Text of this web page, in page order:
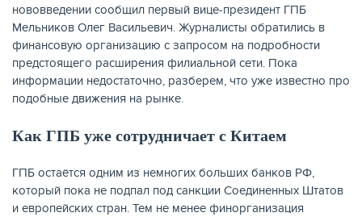
КАРТЫ
нововведении сообщил первый вице-президент ГПБ
Мельников Олег Васильевич. Журналисты обратились в
финансовую организацию с запросом на подробности
предстоящего расширения филиальной сети. Пока
информации недостаточно, разберем, что уже известно про
подобные движения на рынке.
Как ГПБ уже сотрудничает с Китаем
ГПБ остаётся одним из немногих больших банков РФ,
который пока не подпал под санкции Соединенных Штатов
и европейских стран. Тем не менее финорганизация